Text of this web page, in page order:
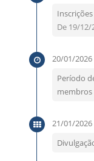
Inscrições
De 19/
20/01/2026
Período
membros
21/01/2026